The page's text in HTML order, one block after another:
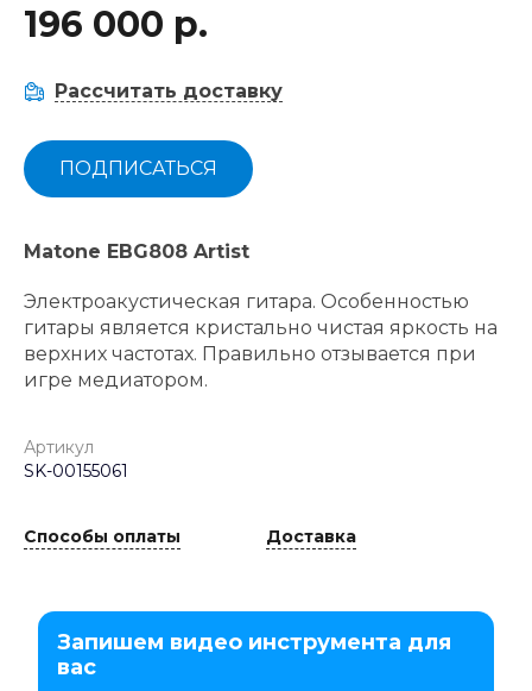
196 000 р.
Рассчитать доставку
ПОДПИСАТЬСЯ
Matone EBG808 Artist
Электроакустическая гитара. Особенностью
гитары является кристально чистая яркость на
верхних частотах. Правильно отзывается при
игре медиатором.
Артикул
SK-00155061
Способы оплаты Доставка
Запишем видео инструмента для
вас